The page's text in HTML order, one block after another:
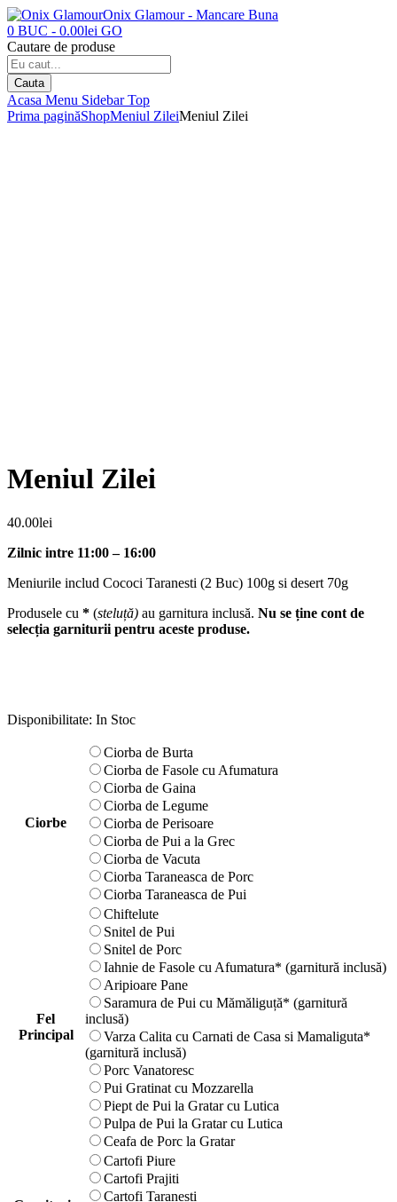
Onix Glamour - Mancare Buna
0 BUC - 0.00lei GO
Cautare de produse
Cauta
Acasa Menu Sidebar Top
Prima paginăShopMeniul ZileiMeniul Zilei
Meniul Zilei
40.00lei
Zilnic intre 11:00 – 16:00
Meniurile includ Cococi Taranesti (2 Buc) 100g si desert 70g
Produsele cu * (steluță) au garnitura inclusă. Nu se ține cont de
selecția garniturii pentru aceste produse.
Disponibilitate: In Stoc
Ciorbe
Ciorba de Burta
Ciorba de Fasole cu Afumatura
Ciorba de Gaina
Ciorba de Legume
Ciorba de Perisoare
Ciorba de Pui a la Grec
Ciorba de Vacuta
Ciorba Taraneasca de Porc
Ciorba Taraneasca de Pui
Fel
Principal
Chiftelute
Snitel de Pui
Snitel de Porc
Iahnie de Fasole cu Afumatura* (garnitură inclusă)
Aripioare Pane
Saramura de Pui cu Mămăliguță* (garnitură
inclusă)
Varza Calita cu Carnati de Casa si Mamaliguta*
(garnitură inclusă)
Porc Vanatoresc
Pui Gratinat cu Mozzarella
Piept de Pui la Gratar cu Lutica
Pulpa de Pui la Gratar cu Lutica
Ceafa de Porc la Gratar
Cartofi Piure
Cartofi Prajiti
Cartofi Taranesti